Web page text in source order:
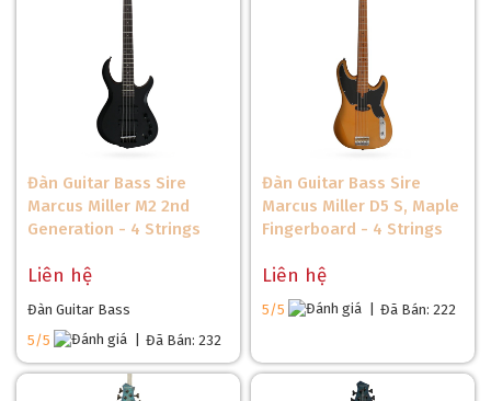
Đàn Guitar Bass Sire
Marcus Miller M2 2nd
Generation - 4 Strings
Liên hệ
Đàn Guitar Bass
5/5
Đã Bán: 232
Đàn Guitar Bass Sire
Marcus Miller D5 S, Maple
Fingerboard - 4 Strings
Liên hệ
5/5 Đã Bán: 222